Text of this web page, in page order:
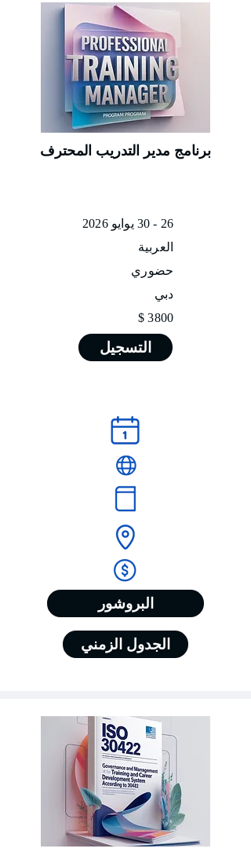
برنامج مدير التدريب المحترف
26 - 30 يوايو 2026
العربية
حضوري
دبي
3800 $
التسجيل
البروشور
الجدول الزمني